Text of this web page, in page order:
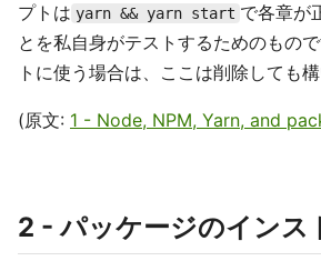
プトは yarn && yarn start で各章が
とを私自身がテストするためのもの
トに使う場合は、ここは削除しても構
(原文: 1 - Node, NPM, Yarn, and
2 - パッケージのインス